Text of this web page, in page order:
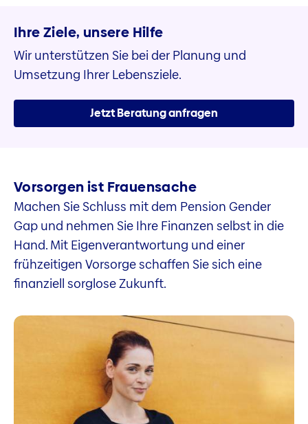
Ihre Ziele, unsere Hilfe
Wir unterstützen Sie bei der Planung und
Umsetzung Ihrer Lebensziele.
Jetzt Beratung anfragen
Vorsorgen ist Frauensache
Machen Sie Schluss mit dem Pension Gender
Gap und nehmen Sie Ihre Finanzen selbst in die
Hand. Mit Eigenverantwortung und einer
frühzeitigen Vorsorge schaffen Sie sich eine
finanziell sorglose Zukunft.